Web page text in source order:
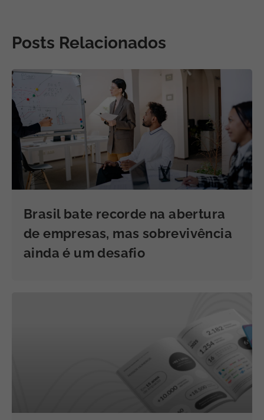
Posts Relacionados
Brasil bate recorde na abertura
de empresas, mas sobrevivência
ainda é um desafio